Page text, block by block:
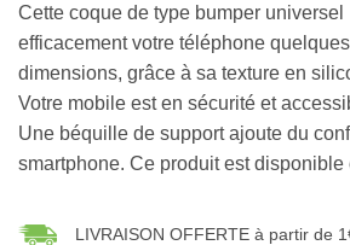
Cette coque de type bumper
efficacement votre téléphone
dimensions, grâce à sa texture en
Votre mobile est en sécurité et
Une béquille de support ajoute du
smartphone. Ce produit est disponible
LIVRAISON OFFERTE à partir de